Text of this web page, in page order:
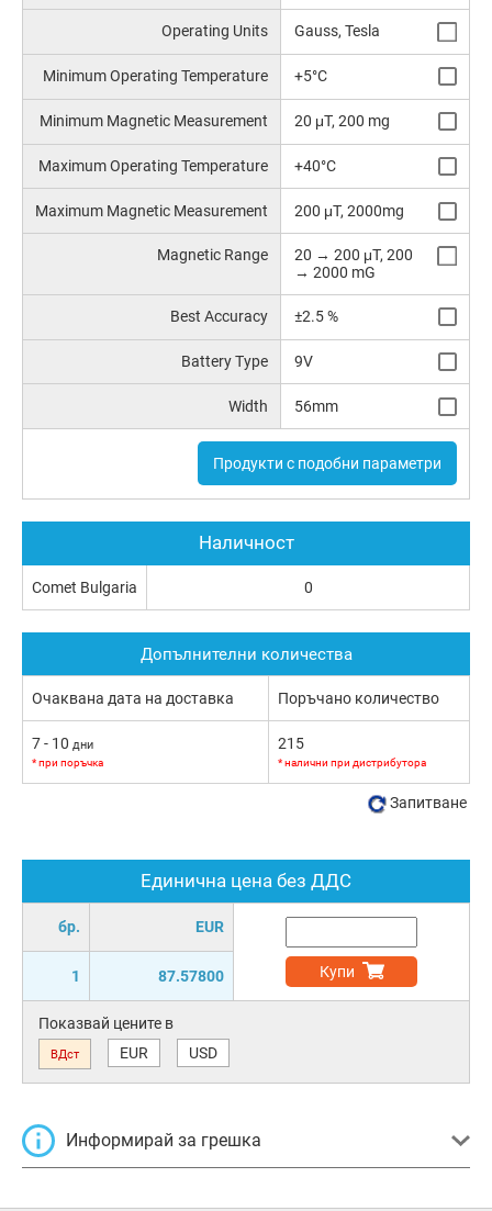
Operating Units Gauss, Tesla
Minimum Operating Temperature +5°C
Minimum Magnetic Measurement 20 μT, 200 mg
Maximum Operating Temperature +40°C
Maximum Magnetic Measurement 200 μT, 2000mg
Magnetic Range
20 → 200 μT, 200
→ 2000 mG
Best Accuracy ±2.5 %
Battery Type 9V
Width 56mm
Продукти с подобни параметри
Единична цена без ДДС
бр. EUR
1 87.57800 Купи
Показвай цените в
ВДст EUR USD
Информирай за грешка
Наличност
Comet Bulgaria 0
Допълнителни количества
Очаквана дата на доставка Поръчано количество
7 - 10 дни
* при поръчка
215
* налични при дистрибутора
Запитване